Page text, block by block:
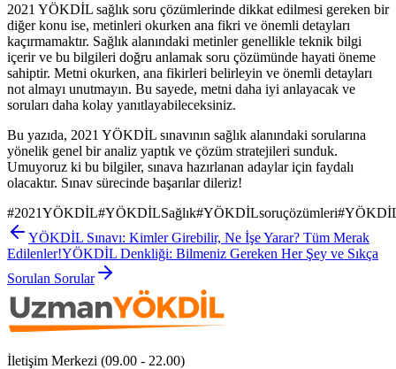
2021 YÖKDİL sağlık soru çözümlerinde dikkat edilmesi gereken bir
diğer konu ise, metinleri okurken ana fikri ve önemli detayları
kaçırmamaktır. Sağlık alanındaki metinler genellikle teknik bilgi
içerir ve bu bilgileri doğru anlamak soru çözümünde hayati öneme
sahiptir. Metni okurken, ana fikirleri belirleyin ve önemli detayları
not almayı unutmayın. Bu sayede, metni daha iyi anlayacak ve
soruları daha kolay yanıtlayabileceksiniz.
Bu yazıda, 2021 YÖKDİL sınavının sağlık alanındaki sorularına
yönelik genel bir analiz yaptık ve çözüm stratejileri sunduk.
Umuyoruz ki bu bilgiler, sınava hazırlanan adaylar için faydalı
olacaktır. Sınav sürecinde başarılar dileriz!
#2021YÖKDİL#YÖKDİLSağlık#YÖKDİLsoruçözümleri#
YÖKDİL Sınavı: Kimler Girebilir, Ne İşe Yarar? Tüm Merak
Edilenler!YÖKDİL Denkliği: Bilmeniz Gereken Her Şey ve Sıkça
Sorulan Sorular
İletişim Merkezi (09.00 - 22.00)